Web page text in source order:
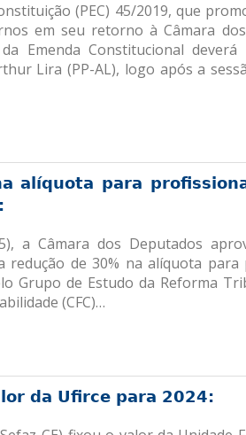
(PEC) 45/2019, que
em seu retorno à Câmara
Emenda Constitucional
Lira (PP-AL), logo após a
alíquota para
a Câmara dos Deputados
redução de 30% na alíquota
Grupo de Estudo da Reforma
(CFC)…
da Ufirce para 2024: